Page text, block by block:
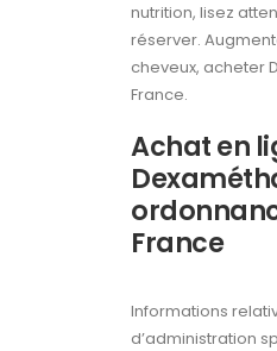
nutrition, lisez
réserver.
cheveux, acheter
France.
Achat en
France
Informations
d’administration